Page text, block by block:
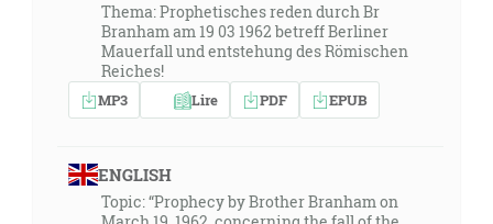
Thema: Prophetisches reden durch Br
Branham am 19 03 1962 betreff Berliner
Mauerfall und entstehung des Römischen
Reiches!
MP3 Lire PDF EPUB
ENGLISH
Topic: “Prophecy by Brother Branham on